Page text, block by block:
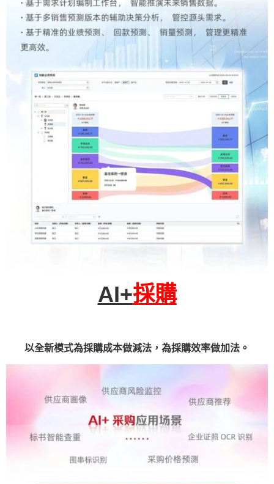
AI+採購
以全新模式為採購成本做減法，為採購效率做加法。